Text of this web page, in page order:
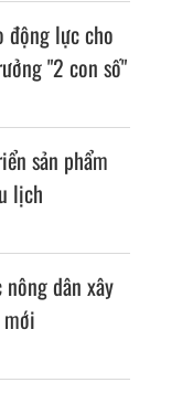
động lực cho
"2 con số"
sản phẩm
lịch
dân xây